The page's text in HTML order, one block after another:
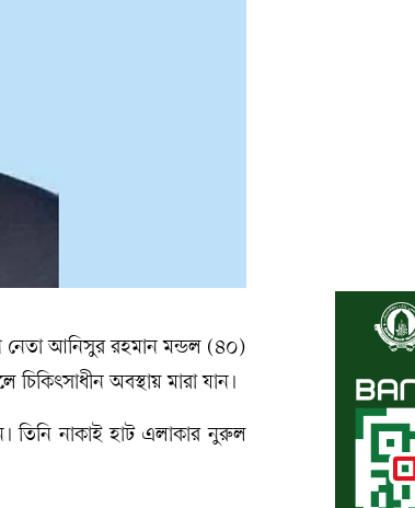
নেতা আনিসুর রহমান মন্ডল (৪০)
অবস্থায় মারা যান।
তিনি নাকাই হাট এলাকার নুরুল